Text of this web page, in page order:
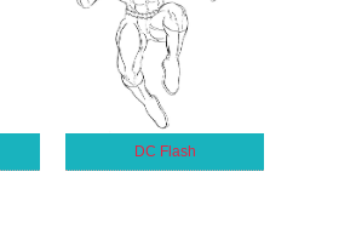
DC Flash